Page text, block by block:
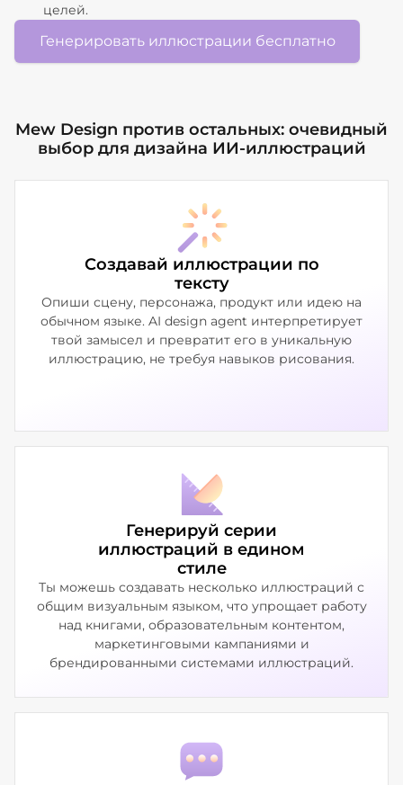
целей.
Генерировать иллюстрации бесплатно
Mew Design против остальных: очевидный
выбор для дизайна ИИ-иллюстраций
Создавай иллюстрации по
тексту
Опиши сцену, персонажа, продукт или идею на
обычном языке. AI design agent интерпретирует
твой замысел и превратит его в уникальную
иллюстрацию, не требуя навыков рисования.
Генерируй серии
иллюстраций в едином
стиле
Ты можешь создавать несколько иллюстраций с
общим визуальным языком, что упрощает работу
над книгами, образовательным контентом,
маркетинговыми кампаниями и
брендированными системами иллюстраций.